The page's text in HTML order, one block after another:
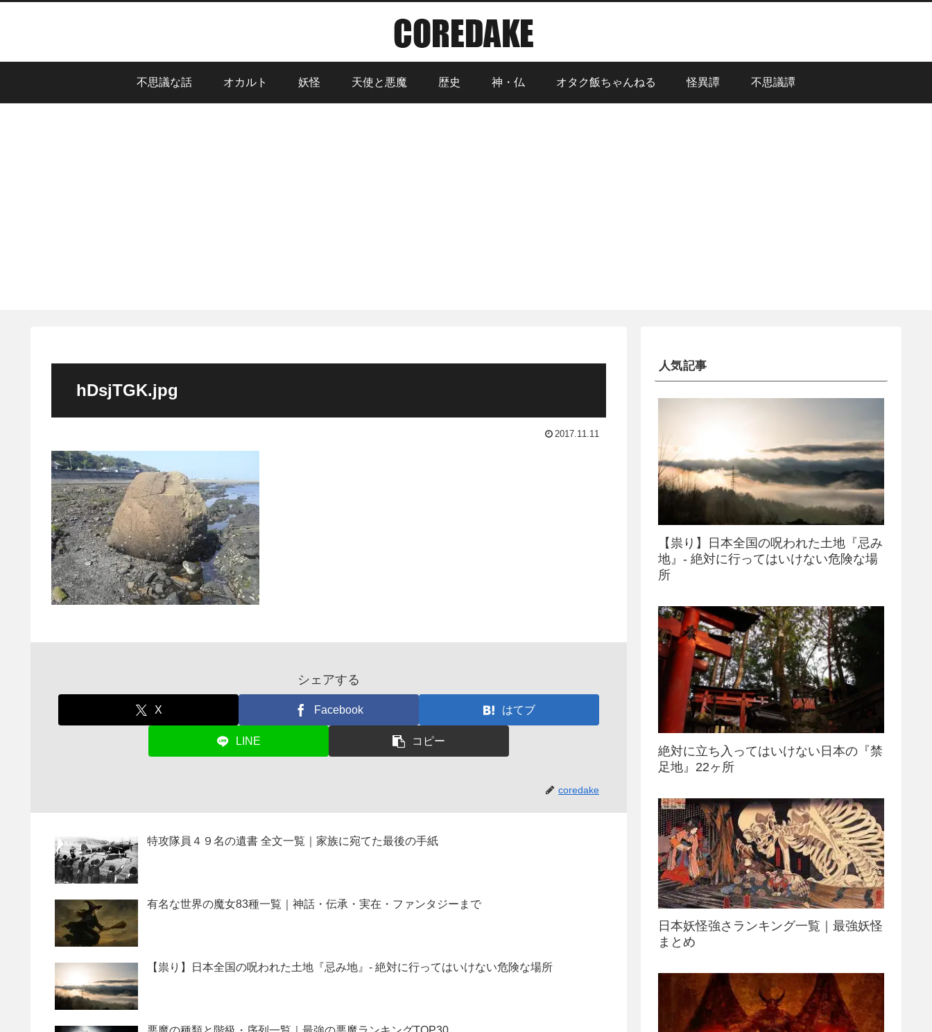
不思議な話 オカルト 妖怪 天使と悪魔 歴史 神・仏 オタク飯ちゃんねる 怪異譚 不思議譚
hDsjTGK.jpg
2017.11.11
シェアする
X Facebook はてブ
LINE コピー
coredake
特攻隊員４９名の遺書 全文一覧｜家族に宛てた最後の手紙
有名な世界の魔女83種一覧｜神話・伝承・実在・ファンタジーまで
【祟り】日本全国の呪われた土地『忌み地』- 絶対に行ってはいけない危険な場所
人気記事
【祟り】日本全国の呪われた土地『忌み
地』- 絶対に行ってはいけない危険な場
所
絶対に立ち入ってはいけない日本の『禁
足地』22ヶ所
日本妖怪強さランキング一覧｜最強妖怪
まとめ